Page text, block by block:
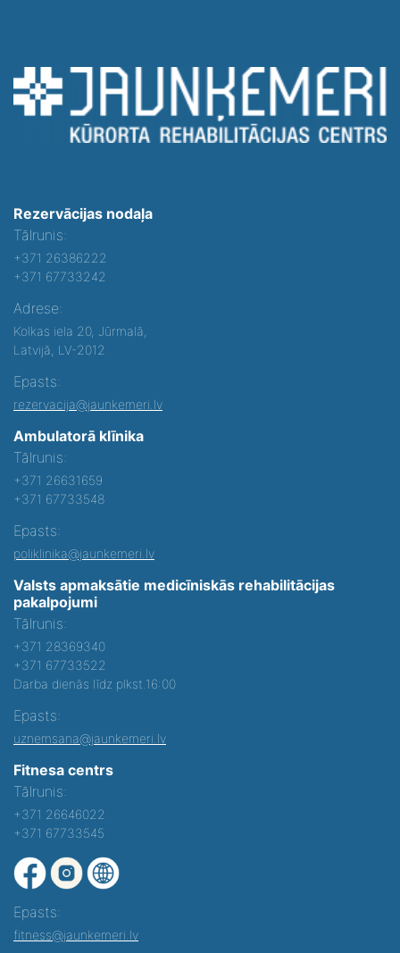
Rezervācijas nodaļa
Tālrunis:
+371 26386222
+371 67733242
Adrese:
Kolkas iela 20, Jūrmalā,
Latvijā, LV-2012
Epasts:
rezervacija@jaunkemeri.lv
Ambulatorā klīnika
Tālrunis:
+371 26631659
+371 67733548
Epasts:
poliklinika@jaunkemeri.lv
Valsts apmaksātie medicīniskās rehabilitācijas
pakalpojumi
Tālrunis:
+371 28369340
+371 67733522
Darba dienās līdz plkst.16:00
Epasts:
uznemsana@jaunkemeri.lv
Fitnesa centrs
Tālrunis:
+371 26646022
+371 67733545
Epasts:
fitness@jaunkemeri.lv